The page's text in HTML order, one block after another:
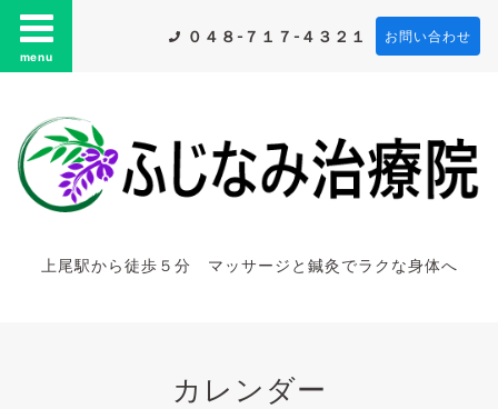
menu
０４８-７１７-４３２１ お問い合わせ
上尾駅から徒歩５分 マッサージと鍼灸でラクな身体へ
カレンダー